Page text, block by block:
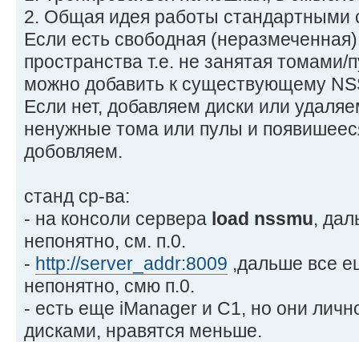
2. Общая идея работы стандартными
Если есть свободная
пространства т.е. не занятая
можно добавить к существующему
Если нет, добавляем диски или
ненужные тома или пулы и
добовляем.
станд ср-ва:
- на консоли сервера load nssmu,
непонятно, см. п.0.
- http://server_addr:8009 ,дальше все
непонятно, смю п.0.
- есть еще iManager и C1, но они
дисками, нравятся меньше.